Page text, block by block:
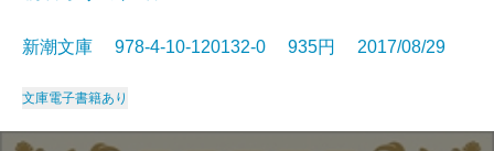
新潮文庫 978-4-10-120132-0 935円 2017/08/29
文庫電子書籍あり